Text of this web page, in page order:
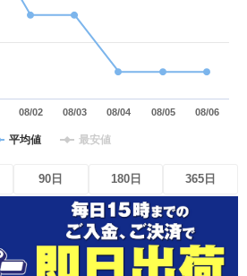
平均値 最安値
08/02 08/03 08/04 08/05 08/06
90日 180日 365日